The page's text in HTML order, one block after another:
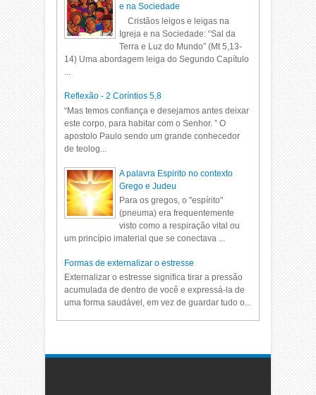
e na Sociedade
Cristãos leigos e leigas na
Igreja e na Sociedade: “Sal da
Terra e Luz do Mundo” (Mt 5,13-
14) Uma abordagem leiga do Segundo Capítulo
Reflexão - 2 Coríntios 5,8
“Mas temos confiança e desejamos antes deixar
este corpo, para habitar com o Senhor. ” O
apostolo Paulo sendo um grande conhecedor
de teolog...
A palavra Espirito no contexto
Grego e Judeu
Para os gregos, o "espírito"
(pneuma) era frequentemente
visto como a respiração vital ou
um princípio imaterial que se conectava ...
Formas de externalizar o estresse
Externalizar o estresse significa tirar a pressão
acumulada de dentro de você e expressá-la de
uma forma saudável, em vez de guardar tudo o...